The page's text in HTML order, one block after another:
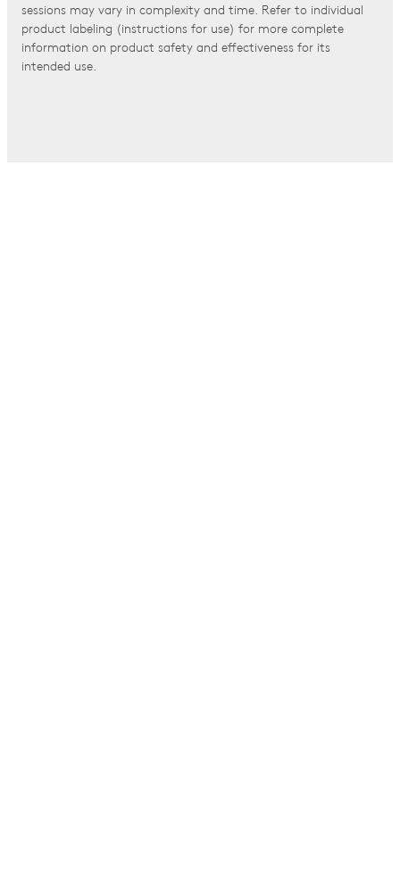
sessions may vary in complexity and time. Refer to individual
product labeling (instructions for use) for more complete
information on product safety and effectiveness for its
intended use.